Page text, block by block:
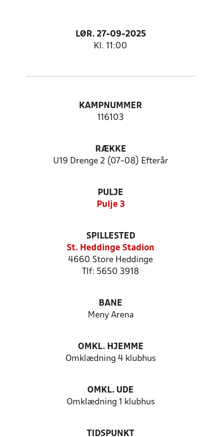
LØR. 27-09-2025
Kl. 11:00
KAMPNUMMER
116103
RÆKKE
U19 Drenge 2 (07-08) Efterår
PULJE
Pulje 3
SPILLESTED
St. Heddinge Stadion
4660 Store Heddinge
Tlf: 5650 3918
BANE
Meny Arena
OMKL. HJEMME
Omklædning 4 klubhus
OMKL. UDE
Omklædning 1 klubhus
TIDSPUNKT